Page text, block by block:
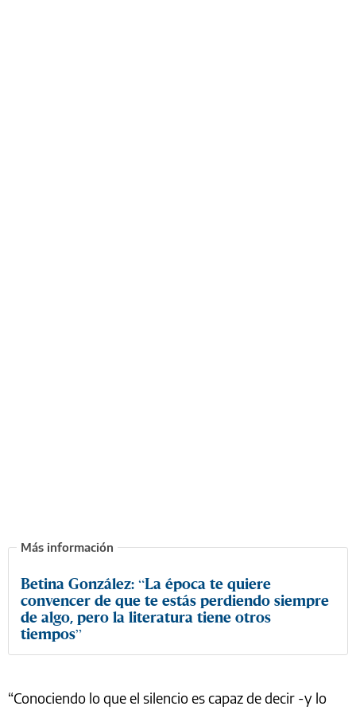
Betina González: “La época te quiere
convencer de que te estás perdiendo siempre
de algo, pero la literatura tiene otros
tiempos”
“Conociendo lo que el silencio es capaz de decir -y lo